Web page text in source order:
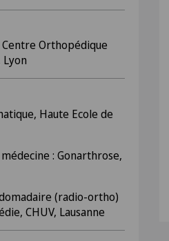
Orthopédique
Lyon
Haute Ecole de
: Gonarthrose,
(radio-ortho)
CHUV, Lausanne